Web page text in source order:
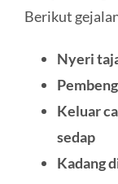
Berikut
Nyeri
Keluar
sedap
Kadang